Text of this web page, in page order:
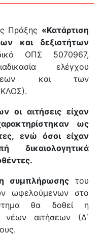
Πράξης «Κατάρτιση
και δεξιοτήτων
ΟΠΣ 5070967,
ελέγχου
και των
οι αιτήσεις είχαν
ως
ενώ όσοι είχαν
δικαιολογητικά
συμπλήρωσης του
ωφελούμενων στο
θα δοθεί η
νέων αιτήσεων (Δ΄